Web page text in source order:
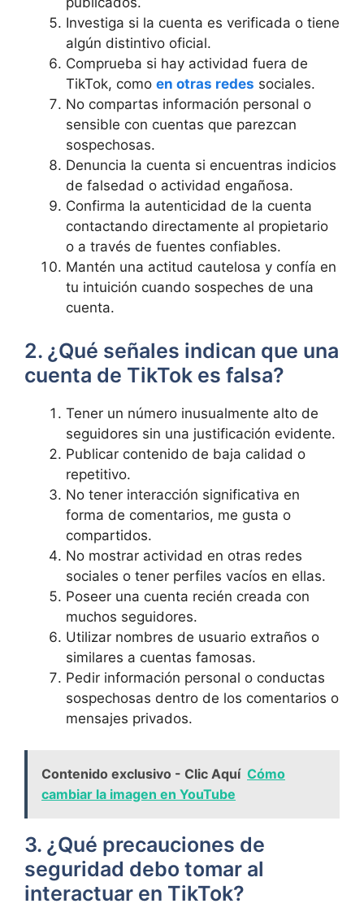
Investiga si la cuenta es verificada o tiene
algún distintivo oficial.
Comprueba si hay actividad fuera de
TikTok, como en otras redes sociales.
No compartas información personal o
sensible con cuentas que parezcan
sospechosas.
Denuncia la cuenta si encuentras indicios
de falsedad o actividad engañosa.
Confirma la autenticidad de la cuenta
contactando directamente al propietario
o a través de fuentes confiables.
Mantén una actitud cautelosa y confía en
tu intuición cuando sospeches de una
cuenta.
2. ¿Qué señales indican que una
cuenta de TikTok es falsa?
Tener un número inusualmente alto de
seguidores sin una justificación evidente.
Publicar contenido de baja calidad o
repetitivo.
No tener interacción significativa en
forma de comentarios, me gusta o
compartidos.
No mostrar actividad en otras redes
sociales o tener perfiles vacíos en ellas.
Poseer una cuenta recién creada con
muchos seguidores.
Utilizar nombres de usuario extraños o
similares a cuentas famosas.
Pedir información personal o conductas
sospechosas dentro de los comentarios o
mensajes privados.
Contenido exclusivo - Clic Aquí Cómo
cambiar la imagen en YouTube
3. ¿Qué precauciones de
seguridad debo tomar al
interactuar en TikTok?